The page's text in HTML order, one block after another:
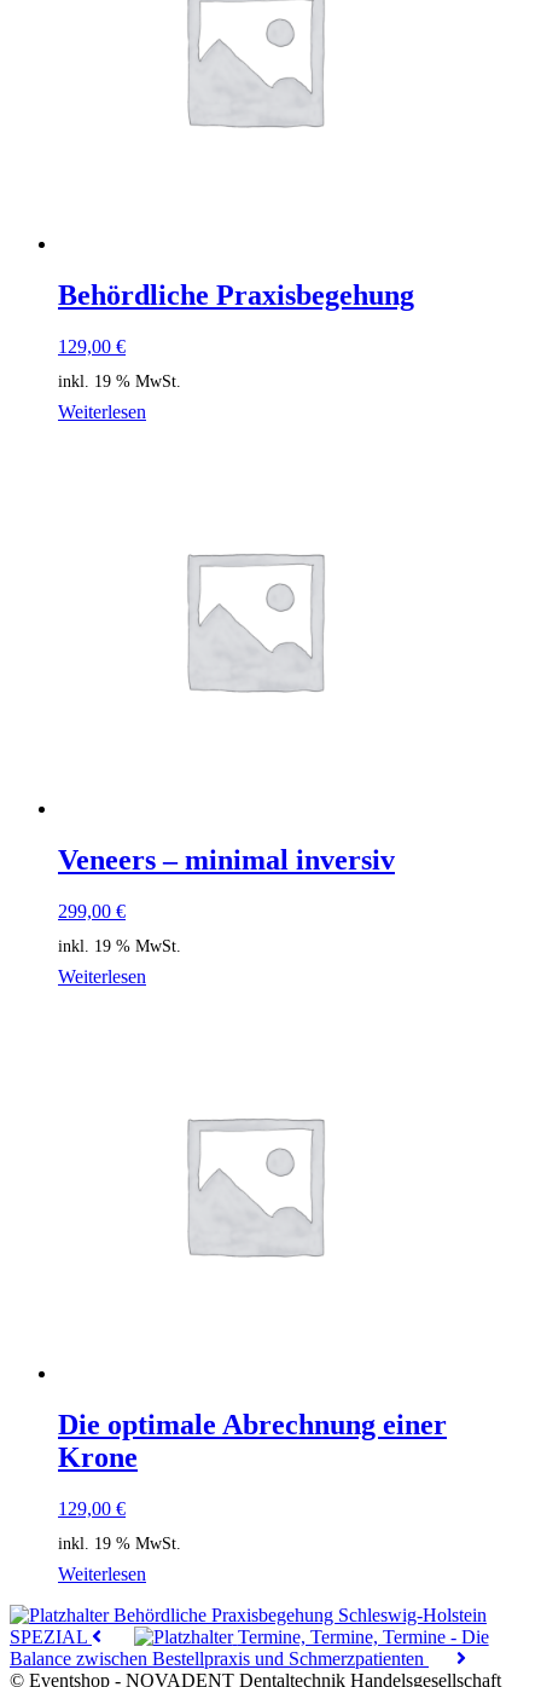
Behördliche Praxisbegehung
129,00 €
inkl. 19 % MwSt.
Weiterlesen
Veneers – minimal inversiv
299,00 €
inkl. 19 % MwSt.
Weiterlesen
Die optimale Abrechnung einer
Krone
129,00 €
inkl. 19 % MwSt.
Weiterlesen
Behördliche Praxisbegehung Schleswig-Holstein
SPEZIAL
Termine, Termine, Termine - Die
Balance zwischen Bestellpraxis und Schmerzpatienten
© Eventshop - NOVADENT Dentaltechnik Handelsgesellschaft